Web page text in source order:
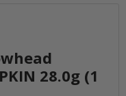
28.0g (1